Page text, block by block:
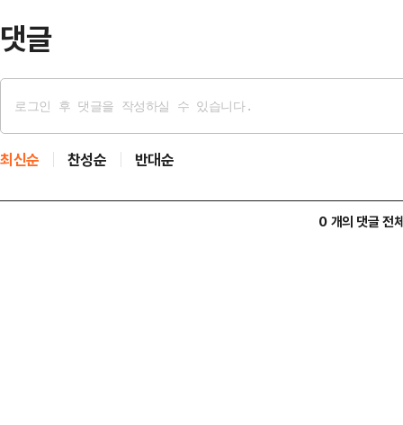
댓글
최신순 찬성순 반대순
0 개의 댓글 전